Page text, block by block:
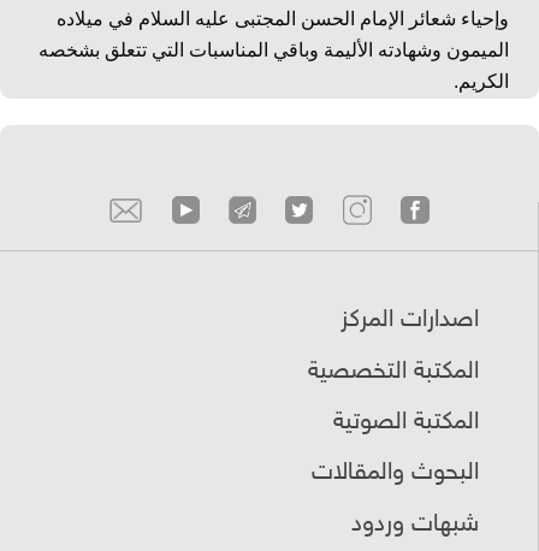
وإحياء شعائر الإمام الحسن المجتبى عليه السلام في ميلاده
الميمون وشهادته الأليمة وباقي المناسبات التي تتعلق بشخصه
الكريم.
اصدارات المركز
المكتبة التخصصية
المكتبة الصوتية
البحوث والمقالات
شبهات وردود